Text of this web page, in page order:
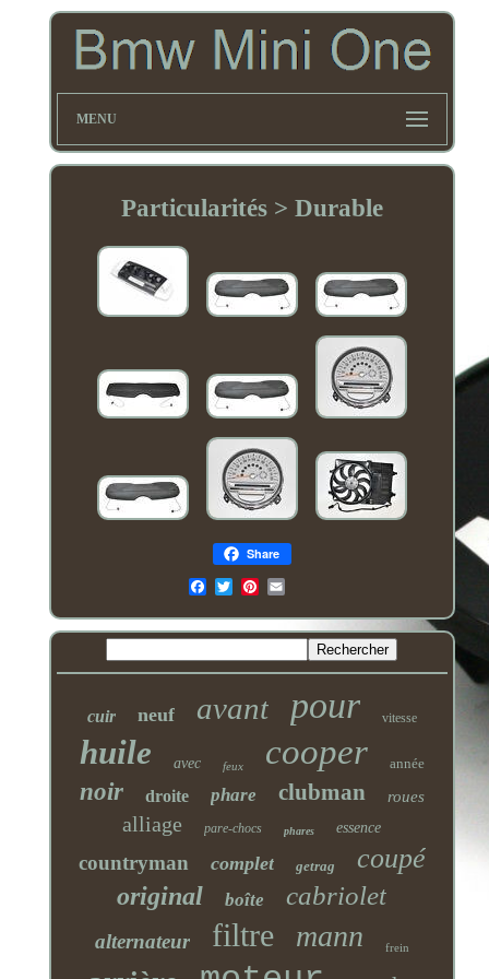
MENU
Particularités > Durable
Share
Email
cuir neuf avant pour vitesse
huile avec feux cooper année
noir droite phare clubman roues
alliage pare-chocs phares essence
countryman complet getrag coupé
original boîte cabriolet
alternateur filtre mann frein